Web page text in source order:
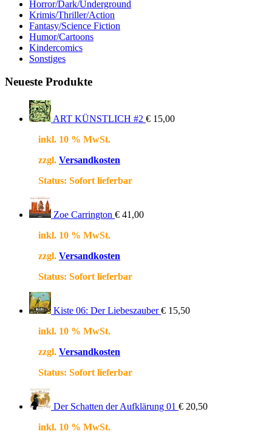
Horror/Dark/Underground
Krimis/Thriller/Action
Fantasy/Science Fiction
Humor/Cartoons
Kindercomics
Sonstiges
Neueste Produkte
ART KÜNSTLICH #2 € 15,00
inkl. 10 % MwSt.
zzgl. Versandkosten
Status: Sofort lieferbar
Zoe Carrington € 41,00
inkl. 10 % MwSt.
zzgl. Versandkosten
Status: Sofort lieferbar
Kiste 06: Der Liebeszauber € 15,50
inkl. 10 % MwSt.
zzgl. Versandkosten
Status: Sofort lieferbar
Der Schatten der Aufklärung 01 € 20,50
inkl. 10 % MwSt.